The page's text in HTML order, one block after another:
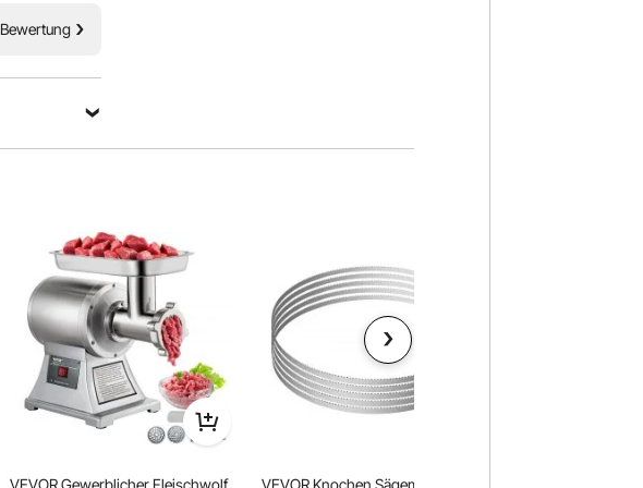
Bewertung
VEVOR Gewerblicher Fleischwolf VEVOR Knochen Sägemaschine